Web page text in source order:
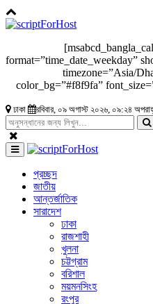
format=”time_date_weekday”
timezone=”Asia/
color_bg=”#f8f9fa”
ঢাকা রবিবার, ০৯ অগাস্ট ২০২৬, ০৯:২৪
প্রচ্ছদ
জাতীয়
আন্তর্জাতিক
সারাদেশ
ঢাকা
রাজশাহী
খুলনা
চট্টগ্রাম
বরিশাল
ময়মনসিংহ
রংপুর